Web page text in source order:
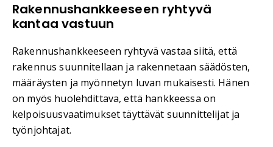
Rakennushankkeeseen ryhtyvä
kantaa vastuun
Rakennushankkeeseen ryhtyvä vastaa siitä, että
rakennus suunnitellaan ja rakennetaan säädösten,
määräysten ja myönnetyn luvan mukaisesti. Hänen
on myös huolehdittava, että hankkeessa on
kelpoisuusvaatimukset täyttävät suunnittelijat ja
työnjohtajat.